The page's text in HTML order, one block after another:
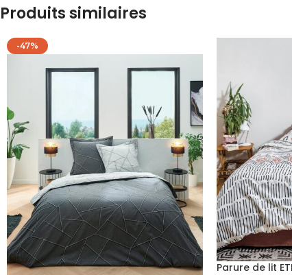
Produits similaires
-47%
Parure de lit